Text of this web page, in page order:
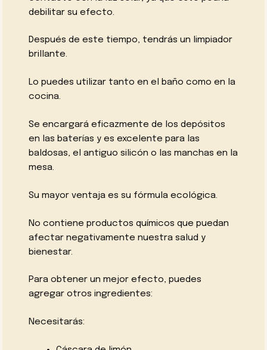
debilitar su efecto.
Después de este tiempo, tendrás un limpiador
brillante.
Lo puedes utilizar tanto en el baño como en la
cocina.
Se encargará eficazmente de los depósitos
en las baterías y es excelente para las
baldosas, el antiguo silicón o las manchas en la
mesa.
Su mayor ventaja es su fórmula ecológica.
No contiene productos químicos que puedan
afectar negativamente nuestra salud y
bienestar.
Para obtener un mejor efecto, puedes
agregar otros ingredientes:
Necesitarás: